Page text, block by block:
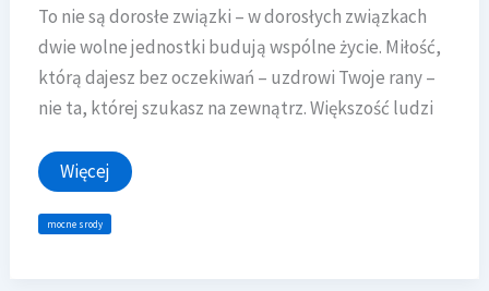
To nie są dorosłe związki – w dorosłych związkach
dwie wolne jednostki budują wspólne życie. Miłość,
którą dajesz bez oczekiwań – uzdrowi Twoje rany –
nie ta, której szukasz na zewnątrz. Większość ludzi
MOCNE
ŚRODY
–
Więcej
mocne srody